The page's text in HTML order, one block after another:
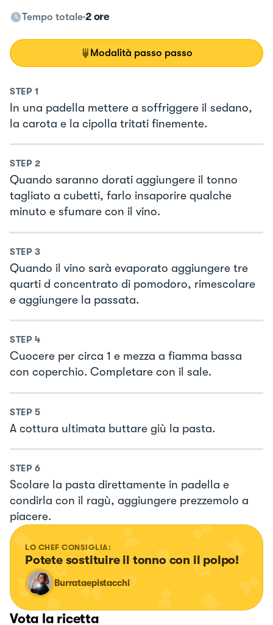
Tempo totale 2 ore
Modalità passo passo
STEP 1
In una padella mettere a soffriggere il sedano,
la carota e la cipolla tritati finemente.
STEP 2
Quando saranno dorati aggiungere il tonno
tagliato a cubetti, farlo insaporire qualche
minuto e sfumare con il vino.
STEP 3
Quando il vino sarà evaporato aggiungere tre
quarti d concentrato di pomodoro, rimescolare
e aggiungere la passata.
STEP 4
Cuocere per circa 1 e mezza a fiamma bassa
con coperchio. Completare con il sale.
STEP 5
A cottura ultimata buttare giù la pasta.
STEP 6
Scolare la pasta direttamente in padella e
condirla con il ragù, aggiungere prezzemolo a
piacere.
LO CHEF CONSIGLIA:
Potete sostituire il tonno con il polpo!
Burrataepistacchi
Vota la ricetta